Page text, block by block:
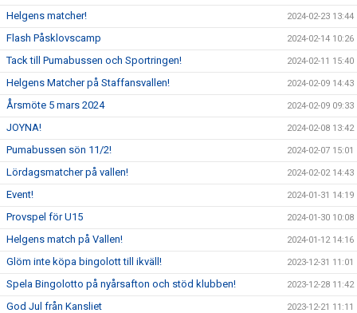
Helgens matcher! 2024-02-23 13:44
Flash Påsklovscamp 2024-02-14 10:26
Tack till Pumabussen och Sportringen! 2024-02-11 15:40
Helgens Matcher på Staffansvallen! 2024-02-09 14:43
Årsmöte 5 mars 2024 2024-02-09 09:33
JOYNA! 2024-02-08 13:42
Pumabussen sön 11/2! 2024-02-07 15:01
Lördagsmatcher på vallen! 2024-02-02 14:43
Event! 2024-01-31 14:19
Provspel för U15 2024-01-30 10:08
Helgens match på Vallen! 2024-01-12 14:16
Glöm inte köpa bingolott till ikväll! 2023-12-31 11:01
Spela Bingolotto på nyårsafton och stöd klubben! 2023-12-28 11:42
God Jul från Kansliet 2023-12-21 11:11